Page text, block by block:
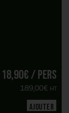
18,90€/ pers
189,00€ HT
Ajouter